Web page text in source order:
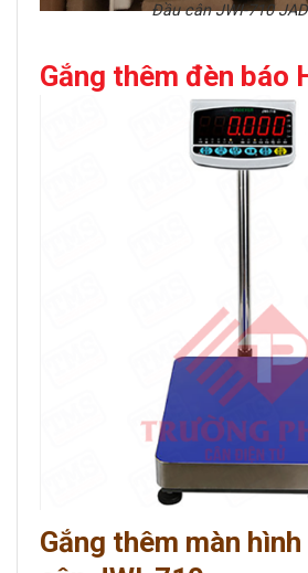
Đầu cân JWI-710
Gắng thêm đèn báo
Gắng thêm màn